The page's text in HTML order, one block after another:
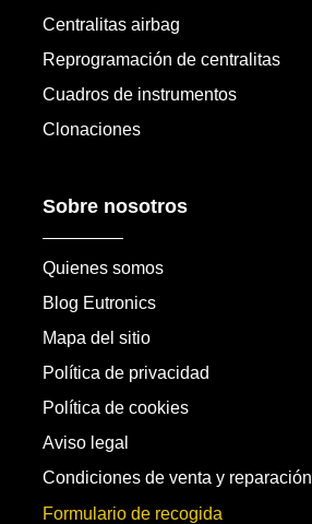
Centralitas airbag
Reprogramación de centralitas
Cuadros de instrumentos
Clonaciones
Sobre nosotros
Quienes somos
Blog Eutronics
Mapa del sitio
Política de privacidad
Política de cookies
Aviso legal
Condiciones de venta y reparación
Formulario de recogida